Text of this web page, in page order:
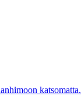
katsomatta.